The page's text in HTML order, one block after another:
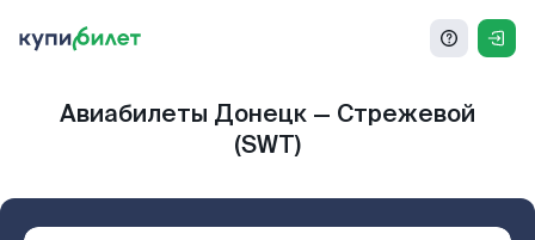
Авиабилеты Донецк — Стрежевой
(SWT)